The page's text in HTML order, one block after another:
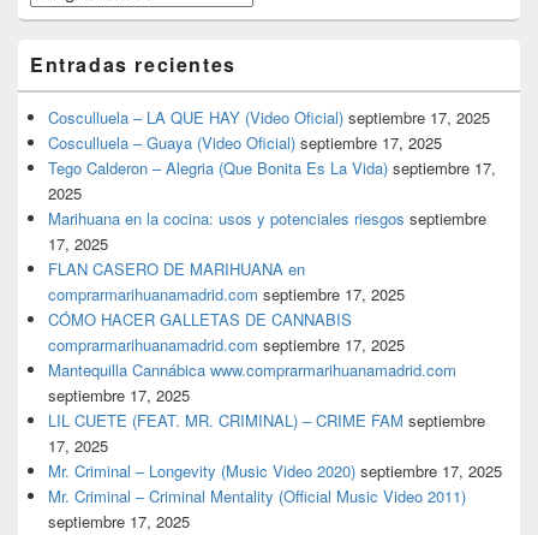
Entradas recientes
Cosculluela – LA QUE HAY (Video Oficial) septiembre 17, 2025
Cosculluela – Guaya (Video Oficial) septiembre 17, 2025
Tego Calderon – Alegria (Que Bonita Es La Vida) septiembre 17,
2025
Marihuana en la cocina: usos y potenciales riesgos septiembre
17, 2025
FLAN CASERO DE MARIHUANA en
comprarmarihuanamadrid.com septiembre 17, 2025
CÓMO HACER GALLETAS DE CANNABIS
comprarmarihuanamadrid.com septiembre 17, 2025
Mantequilla Cannábica www.comprarmarihuanamadrid.com
septiembre 17, 2025
LIL CUETE (FEAT. MR. CRIMINAL) – CRIME FAM septiembre
17, 2025
Mr. Criminal – Longevity (Music Video 2020) septiembre 17, 2025
Mr. Criminal – Criminal Mentality (Official Music Video 2011)
septiembre 17, 2025